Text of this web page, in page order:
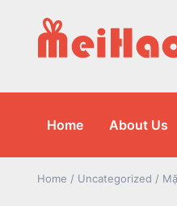
Home About Us
Home / Uncategorized /